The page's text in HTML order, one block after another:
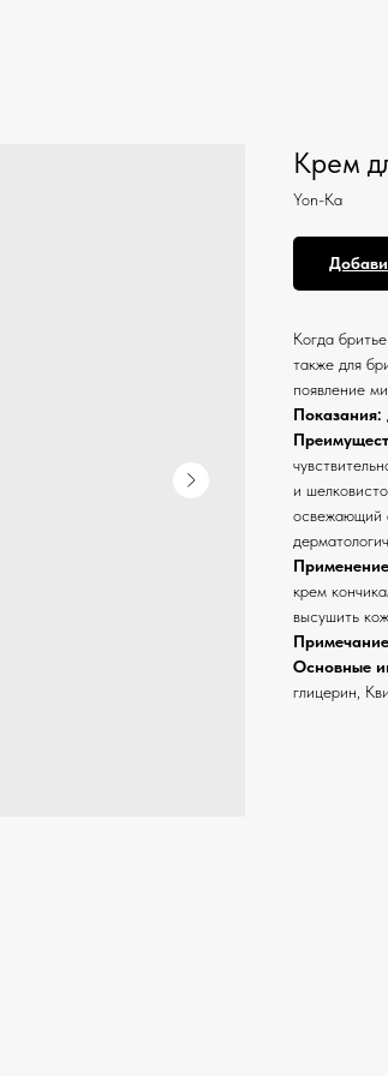
Крем
Yon-Ka
Когда
также для
появление
Показания:
и
освежающий
крем
высушить
Основные
глицерин,